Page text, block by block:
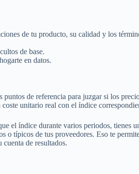
de tu producto, su calidad y los
de base.
en datos.
de referencia para juzgar si los
unitario real con el índice
el índice durante varios periodos, tienes
o típicos de tus proveedores. Eso te
de resultados.